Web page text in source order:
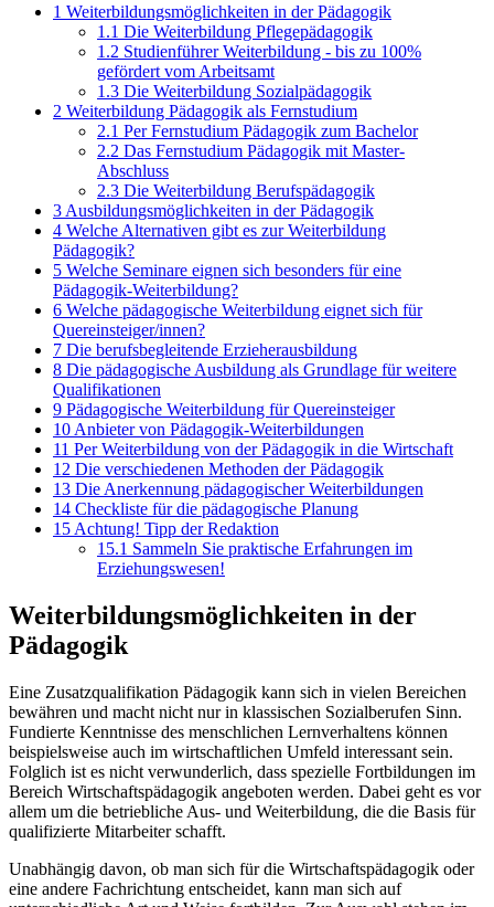
1 Weiterbildungsmöglichkeiten in der Pädagogik
1.1 Die Weiterbildung Pflegepädagogik
1.2 Studienführer Weiterbildung - bis zu 100%
gefördert vom Arbeitsamt
1.3 Die Weiterbildung Sozialpädagogik
2 Weiterbildung Pädagogik als Fernstudium
2.1 Per Fernstudium Pädagogik zum Bachelor
2.2 Das Fernstudium Pädagogik mit Master-
Abschluss
2.3 Die Weiterbildung Berufspädagogik
3 Ausbildungsmöglichkeiten in der Pädagogik
4 Welche Alternativen gibt es zur Weiterbildung
Pädagogik?
5 Welche Seminare eignen sich besonders für eine
Pädagogik-Weiterbildung?
6 Welche pädagogische Weiterbildung eignet sich für
Quereinsteiger/innen?
7 Die berufsbegleitende Erzieherausbildung
8 Die pädagogische Ausbildung als Grundlage für weitere
Qualifikationen
9 Pädagogische Weiterbildung für Quereinsteiger
10 Anbieter von Pädagogik-Weiterbildungen
11 Per Weiterbildung von der Pädagogik in die Wirtschaft
12 Die verschiedenen Methoden der Pädagogik
13 Die Anerkennung pädagogischer Weiterbildungen
14 Checkliste für die pädagogische Planung
15 Achtung! Tipp der Redaktion
15.1 Sammeln Sie praktische Erfahrungen im
Erziehungswesen!
Weiterbildungsmöglichkeiten in der
Pädagogik
Eine Zusatzqualifikation Pädagogik kann sich in vielen Bereichen
bewähren und macht nicht nur in klassischen Sozialberufen Sinn.
Fundierte Kenntnisse des menschlichen Lernverhaltens können
beispielsweise auch im wirtschaftlichen Umfeld interessant sein.
Folglich ist es nicht verwunderlich, dass spezielle Fortbildungen im
Bereich Wirtschaftspädagogik angeboten werden. Dabei geht es vor
allem um die betriebliche Aus- und Weiterbildung, die die Basis für
qualifizierte Mitarbeiter schafft.
Unabhängig davon, ob man sich für die Wirtschaftspädagogik oder
eine andere Fachrichtung entscheidet, kann man sich auf